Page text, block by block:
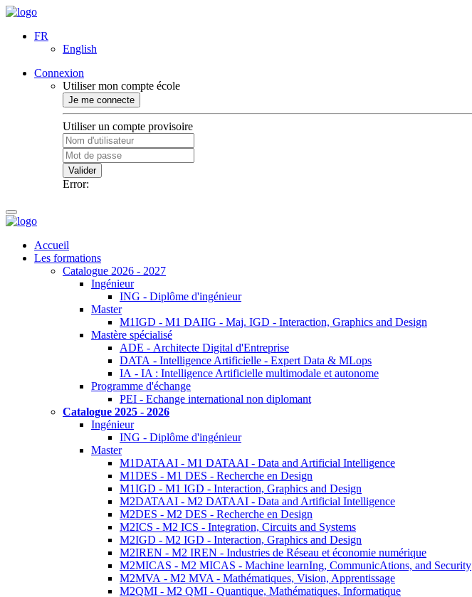
FR
English
Connexion
Utiliser mon compte école
Je me connecte
Utiliser un compte provisoire
Valider
Error:
Accueil
Les formations
Catalogue 2026 - 2027
Ingénieur
ING - Diplôme d'ingénieur
Master
M1IGD - M1 DAIIG - Maj. IGD - Interaction, Graphics and Design
Mastère spécialisé
ADE - Architecte Digital d'Entreprise
DATA - Intelligence Artificielle - Expert Data & MLops
IA - IA : Intelligence Artificielle multimodale et autonome
Programme d'échange
PEI - Echange international non diplomant
Catalogue 2025 - 2026
Ingénieur
ING - Diplôme d'ingénieur
Master
M1DATAAI - M1 DATAAI - Data and Artificial Intelligence
M1DES - M1 DES - Recherche en Design
M1IGD - M1 IGD - Interaction, Graphics and Design
M2DATAAI - M2 DATAAI - Data and Artificial Intelligence
M2DES - M2 DES - Recherche en Design
M2ICS - M2 ICS - Integration, Circuits and Systems
M2IGD - M2 IGD - Interaction, Graphics and Design
M2IREN - M2 IREN - Industries de Réseau et économie numérique
M2MICAS - M2 MICAS - Machine learnIng, CommunicAtions, and Security
M2MVA - M2 MVA - Mathématiques, Vision, Apprentissage
M2QMI - M2 QMI - Quantique, Mathématiques, Informatique